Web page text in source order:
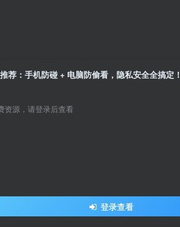
荐：手机防碰 + 电脑防偷看，隐私安全全搞定！
资源，请登录后查看
登录查看